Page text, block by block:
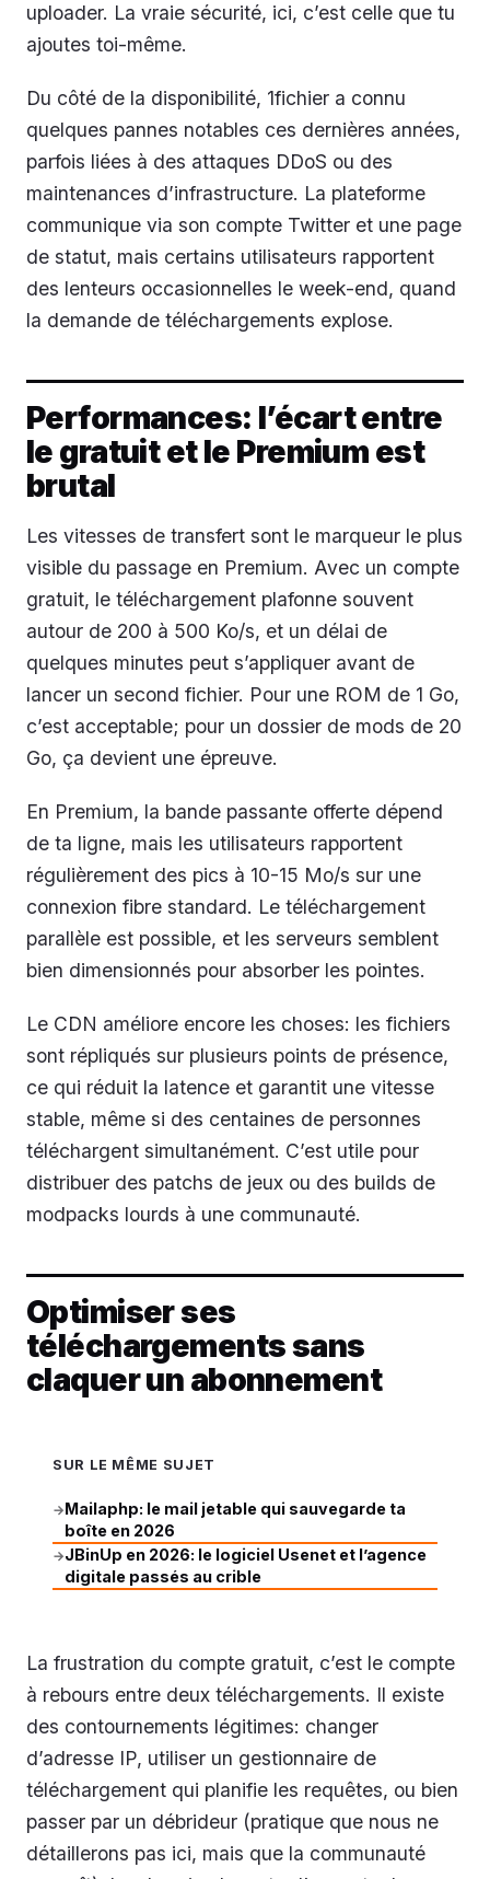
uploader. La vraie sécurité, ici, c’est celle que tu
ajoutes toi-même.
Du côté de la disponibilité, 1fichier a connu
quelques pannes notables ces dernières années,
parfois liées à des attaques DDoS ou des
maintenances d’infrastructure. La plateforme
communique via son compte Twitter et une page
de statut, mais certains utilisateurs rapportent
des lenteurs occasionnelles le week-end, quand
la demande de téléchargements explose.
Performances: l’écart entre
le gratuit et le Premium est
brutal
Les vitesses de transfert sont le marqueur le plus
visible du passage en Premium. Avec un compte
gratuit, le téléchargement plafonne souvent
autour de 200 à 500 Ko/s, et un délai de
quelques minutes peut s’appliquer avant de
lancer un second fichier. Pour une ROM de 1 Go,
c’est acceptable; pour un dossier de mods de 20
Go, ça devient une épreuve.
En Premium, la bande passante offerte dépend
de ta ligne, mais les utilisateurs rapportent
régulièrement des pics à 10-15 Mo/s sur une
connexion fibre standard. Le téléchargement
parallèle est possible, et les serveurs semblent
bien dimensionnés pour absorber les pointes.
Le CDN améliore encore les choses: les fichiers
sont répliqués sur plusieurs points de présence,
ce qui réduit la latence et garantit une vitesse
stable, même si des centaines de personnes
téléchargent simultanément. C’est utile pour
distribuer des patchs de jeux ou des builds de
modpacks lourds à une communauté.
Optimiser ses
téléchargements sans
claquer un abonnement
SUR LE MÊME SUJET
→Mailaphp: le mail jetable qui sauvegarde ta
boîte en 2026
→JBinUp en 2026: le logiciel Usenet et l’agence
digitale passés au crible
La frustration du compte gratuit, c’est le compte
à rebours entre deux téléchargements. Il existe
des contournements légitimes: changer
d’adresse IP, utiliser un gestionnaire de
téléchargement qui planifie les requêtes, ou bien
passer par un débrideur (pratique que nous ne
détaillerons pas ici, mais que la communauté